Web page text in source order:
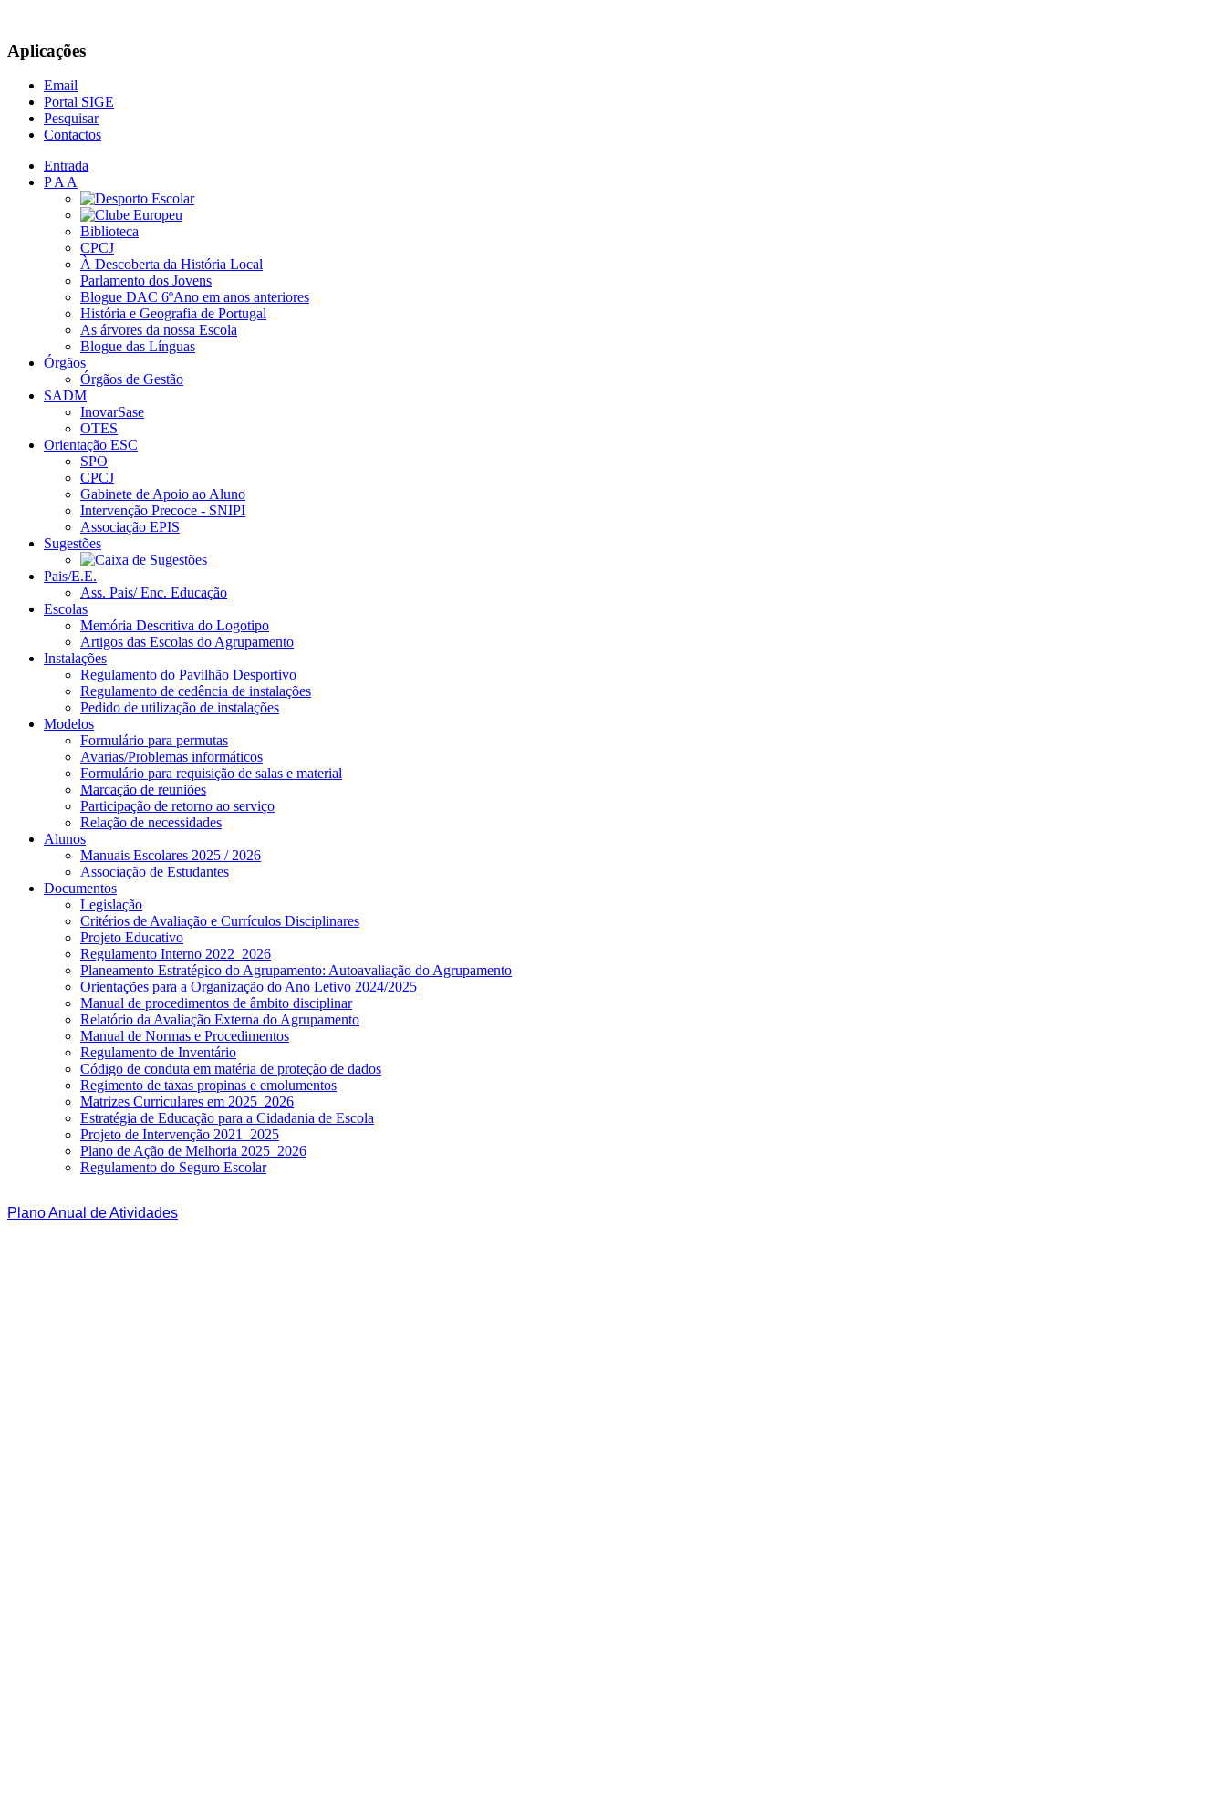
Aplicações
Email
Portal SIGE
Pesquisar
Contactos
Entrada
P A A
Biblioteca
CPCJ
À Descoberta da História Local
Parlamento dos Jovens
Blogue DAC 6ºAno em anos anteriores
História e Geografia de Portugal
As árvores da nossa Escola
Blogue das Línguas
Órgãos
Órgãos de Gestão
SADM
InovarSase
OTES
Orientação ESC
SPO
CPCJ
Gabinete de Apoio ao Aluno
Intervenção Precoce - SNIPI
Associação EPIS
Sugestões
Pais/E.E.
Ass. Pais/ Enc. Educação
Escolas
Memória Descritiva do Logotipo
Artigos das Escolas do Agrupamento
Instalações
Regulamento do Pavilhão Desportivo
Regulamento de cedência de instalações
Pedido de utilização de instalações
Modelos
Formulário para permutas
Avarias/Problemas informáticos
Formulário para requisição de salas e material
Marcação de reuniões
Participação de retorno ao serviço
Relação de necessidades
Alunos
Manuais Escolares 2025 / 2026
Associação de Estudantes
Documentos
Legislação
Critérios de Avaliação e Currículos Disciplinares
Projeto Educativo
Regulamento Interno 2022_2026
Planeamento Estratégico do Agrupamento: Autoavaliação do Agrupamento
Orientações para a Organização do Ano Letivo 2024/2025
Manual de procedimentos de âmbito disciplinar
Relatório da Avaliação Externa do Agrupamento
Manual de Normas e Procedimentos
Regulamento de Inventário
Código de conduta em matéria de proteção de dados
Regimento de taxas propinas e emolumentos
Matrizes Currículares em 2025_2026
Estratégia de Educação para a Cidadania de Escola
Projeto de Intervenção 2021_2025
Plano de Ação de Melhoria 2025_2026
Regulamento do Seguro Escolar
Plano Anual de Atividades